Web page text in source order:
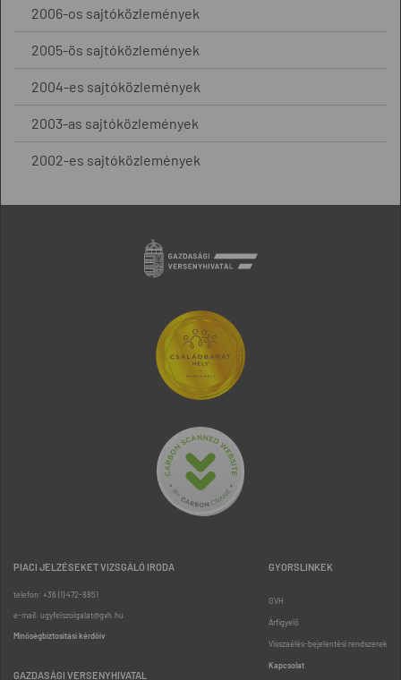
2006-os sajtóközlemények
2005-ös sajtóközlemények
2004-es sajtóközlemények
2003-as sajtóközlemények
2002-es sajtóközlemények
PIACI JELZÉSEKET VIZSGÁLÓ IRODA
telefon: +36 (1) 472-8851
e-mail: ugyfelszolgalat@gvh.hu
Minőségbiztosítási kérdőív
GAZDASÁGI VERSENYHIVATAL
GYORSLINKEK
GVH
Árfigyelő
Visszaélés-bejelentési rendszerek
Kapcsolat